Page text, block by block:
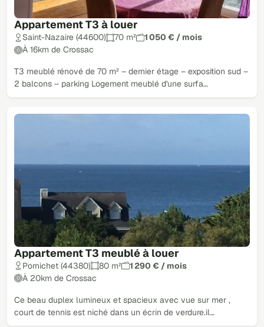
Appartement T3 à louer
Saint-Nazaire (44600) 70 m²
1 050 € / mois
À 16km de Crossac
T3 meublé rénové de 70 m² – dernier étage – exposition sud –
2 balcons – parking Logement meublé d'une surfa…
Appartement T3 meublé à louer
Pornichet (44380) 80 m²
1 290 € / mois
À 20km de Crossac
Ce beau duplex lumineux et spacieux avec vue sur mer ,
court de tennis est niché dans un écrin de verdure.il…